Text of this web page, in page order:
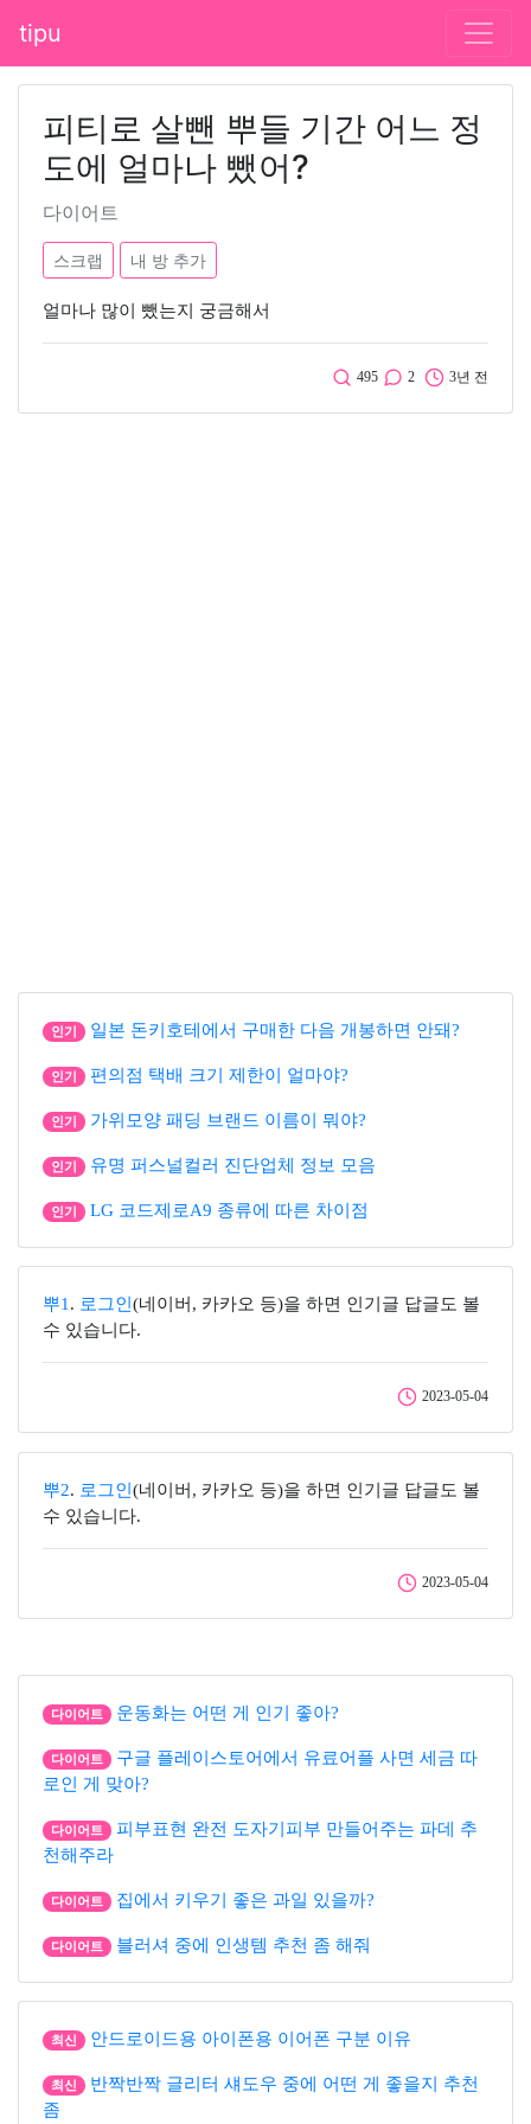
tipu
피티로 살뺀 뿌들 기간 어느 정
도에 얼마나 뺐어?
다이어트
스크랩 내 방 추가
얼마나 많이 뺐는지 궁금해서
495 2 3년 전
인기 일본 돈키호테에서 구매한 다음 개봉하면 안돼?
인기 편의점 택배 크기 제한이 얼마야?
인기 가위모양 패딩 브랜드 이름이 뭐야?
인기 유명 퍼스널컬러 진단업체 정보 모음
인기 LG 코드제로A9 종류에 따른 차이점
뿌1 . 로그인 (네이버, 카카오 등)을 하면 인기글 답글도 볼
수 있습니다.
2023-05-04
뿌2. 로그인 (네이버, 카카오 등)을 하면 인기글 답글도 볼
수 있습니다.
2023-05-04
다이어트 운동화는 어떤 게 인기 좋아?
다이어트
구글 플레이스토어에서 유료어플 사면 세금 따
로인 게 맞아?
다이어트
피부표현 완전 도자기피부 만들어주는 파데 추
천해주라
다이어트 집에서 키우기 좋은 과일 있을까?
다이어트 블러셔 중에 인생템 추천 좀 해줘
최신 안드로이드용 아이폰용 이어폰 구분 이유
최신
반짝반짝 글리터 섀도우 중에 어떤 게 좋을지 추천
좀